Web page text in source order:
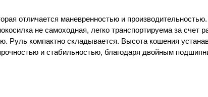
отличается маневренностью и
не самоходная, легко транспортируема за счет
Руль компактно складывается. Высота кошения
и стабильностью, благодаря двойным